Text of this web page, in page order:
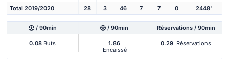
Total 2019/2020 28 3 46 7 7 0 2448'
/ 90min / 90min Réservations / 90min
0.08 Buts
1.86
Encaissé
0.29 Réservations